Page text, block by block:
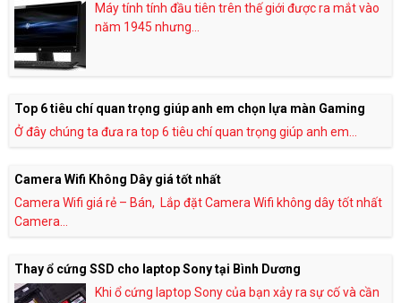
Máy tính tính đầu tiên trên thế giới được ra mắt vào
năm 1945 nhưng...
Top 6 tiêu chí quan trọng giúp anh em chọn lựa màn Gaming
Ở đây chúng ta đưa ra top 6 tiêu chí quan trọng giúp anh em...
Camera Wifi Không Dây giá tốt nhất
Camera Wifi giá rẻ – Bán, Lắp đặt Camera Wifi không dây tốt nhất
Camera...
Thay ổ cứng SSD cho laptop Sony tại Bình Dương
Khi ổ cứng laptop Sony của bạn xảy ra sự cố và cần